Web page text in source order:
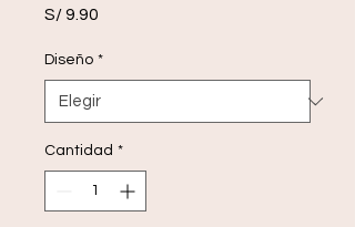
S/ 9.90
Diseño *
Cantidad *